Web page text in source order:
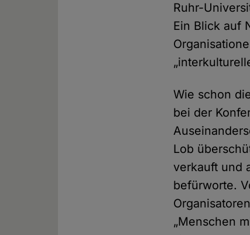
Ruhr-
Ein Blick auf
Wie schon
bei der
Lob
verkauft und
befürworte.
„Menschen